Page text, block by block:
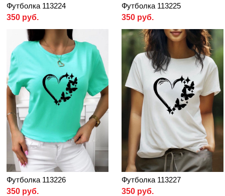
Футболка 113224
350 руб.
Футболка 113225
350 руб.
Футболка 113226
350 руб.
Футболка 113227
350 руб.